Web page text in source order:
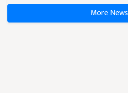
More News